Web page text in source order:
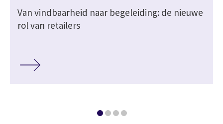
Van vindbaarheid naar begeleiding: de nieuwe
rol van retailers